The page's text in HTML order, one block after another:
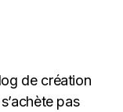
de création
pas